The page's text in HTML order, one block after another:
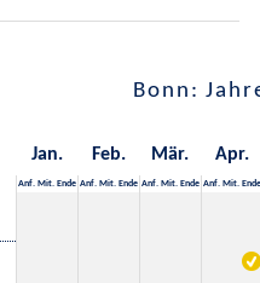
Bonn:
Jan. Feb. Mär. Apr.
Anf. Mit. Ende Anf. Mit. Ende Anf. Mit. Ende Anf. Mit. Ende